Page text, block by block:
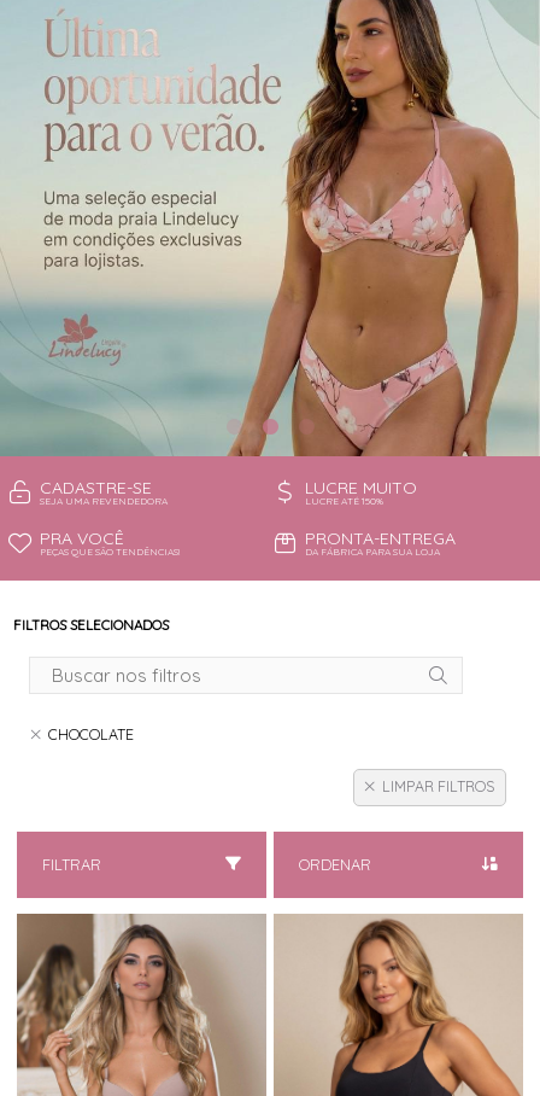
CONJUNTO
CONJUNTO BIQUÍNI
PIJAMA DE VERÃO
ROBE
TOP
TODOS DE OUTLET
CADASTRE-SE
SEJA UMA REVENDEDORA
LUCRE MUITO
LUCRE ATÉ 150%
PRA VOCÊ
PEÇAS QUE SÃO TENDÊNCIAS!
PRONTA-ENTREGA
DA FÁBRICA PARA SUA LOJA
FILTROS SELECIONADOS
CHOCOLATE
LIMPAR FILTROS
FILTRAR ORDENAR